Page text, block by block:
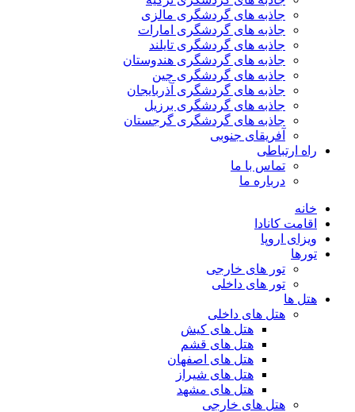
جاذبه های گردشگری مالزی
جاذبه های گردشگری امارات
جاذبه های گردشگری تایلند
جاذبه های گردشگری هندوستان
جاذبه های گردشگری چین
جاذبه های گردشگری آذربایجان
جاذبه های گردشگری برزیل
جاذبه های گردشگری گرجستان
آفریقای جنوبی
راه ارتباطی
تماس با ما
درباره ما
خانه
اقامت کانادا
ویزای اروپا
تورها
تور های خارجی
تور های داخلی
هتل ها
هتل های داخلی
هتل های کیش
هتل های قشم
هتل های اصفهان
هتل های شیراز
هتل های مشهد
هتل های خارجی